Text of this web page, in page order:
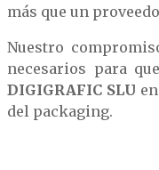
más que un
Nuestro
necesarios para
DIGIGRAFIC SLU
del packaging.